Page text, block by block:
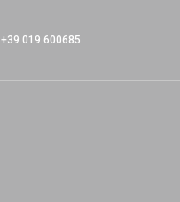
+39 019 600685